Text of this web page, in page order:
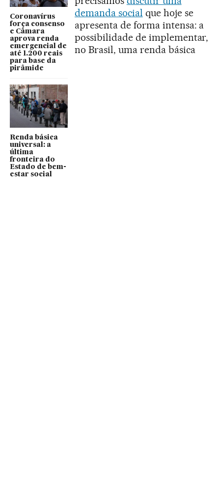
Coronavírus
força consenso
e Câmara
aprova renda
emergencial de
até 1.200 reais
para base da
pirâmide
Renda básica
universal: a
última
fronteira do
Estado de bem-
estar social
demanda social que hoje se
apresenta de forma intensa: a
possibilidade de implementar,
no Brasil, uma renda básica